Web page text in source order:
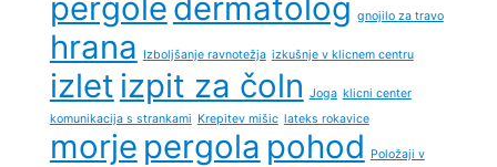
pergole dermatolog gnojilo za travo
hrana Izboljšanje ravnotežja izkušnje v klicnem centru
izlet izpit za čoln Joga klicni center
komunikacija s strankami Krepitev mišic lateks rokavice
morje pergola pohod
Položaji v